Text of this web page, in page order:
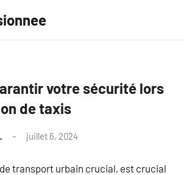
votre sécurité lors
de taxis
juillet 6, 2024
transport urbain crucial, est crucial